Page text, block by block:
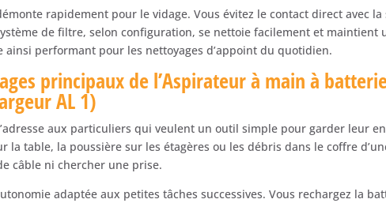
rapidement pour le vidage. Vous évitez le contact direct avec
de filtre, selon configuration, se nettoie facilement et maintient
ainsi performant pour les nettoyages d’appoint du quotidien.
principaux de l’Aspirateur à main à batterie
AL 1)
aux particuliers qui veulent un outil simple pour garder leur
la table, la poussière sur les étagères ou les débris dans le coffre
câble ni chercher une prise.
adaptée aux petites tâches successives. Vous rechargez la